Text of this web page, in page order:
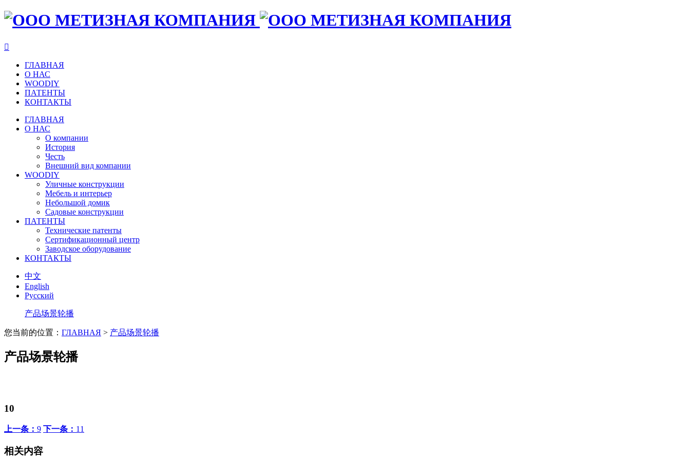

ГЛАВНАЯ
О НАС
WOODIY
ПАТЕНТЫ
КОНТАКТЫ
ГЛАВНАЯ
О НАС
О компании
История
Честь
Внешний вид компании
WOODIY
Уличные конструкции
Мебель и интерьер
Небольшой домик
Садовые конструкции
ПАТЕНТЫ
Технические патенты
Сертификационный центр
Заводское оборудование
КОНТАКТЫ
中文
English
Русский
产品场景轮播
您当前的位置： ГЛАВНАЯ > 产品场景轮播
产品场景轮播
10
上一条： 9 下一条： 11
相关内容